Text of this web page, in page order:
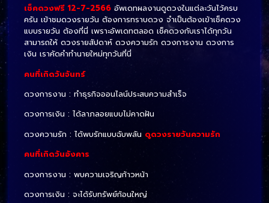
เช็คดวงฟรี 12-7-2566 อัพเดทผลงานดูดวงในแต่ละวันไว้ครบ
ครัน เข้าชมดวงรายวัน ต้องการทราบดวง จำเป็นต้องเข้าเช็คดวง
แบบรายวัน ต้องที่นี่ เพราะอัพเดทตลอด เช็คดวงกับเราได้ทุกวัน
สามารถให้ ดวงรายสัปดาห์ ดวงความรัก ดวงการงาน ดวงการ
เงิน เราคัดคำทำนายใหม่ทุกวันที่นี่
คนที่เกิดวันจันทร์
ดวงการงาน : ทำธุรกิจออนไลน์ประสบความสำเร็จ
ดวงการเงิน : ได้ลาภลอยแบบไม่คาดฝัน
ดวงความรัก : ได้พบรักแบบฉับพลัน ดูดวงรายวันความรัก
คนที่เกิดวันอังคาร
ดวงการงาน : พบความเจริญก้าวหน้า
ดวงการเงิน : จะได้รับทรัพย์ก้อนใหญ่